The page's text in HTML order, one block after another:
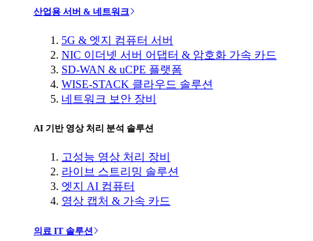
산업용 서버 & 네트워크
5G & 엣지 컴퓨터 서버
NIC 이더넷 서버 어댑터 & 암호화 가속 카드
SD-WAN & uCPE 플랫폼
WISE-STACK 클라우드 솔루션
네트워크 보안 장비
AI 기반 영상 처리 분석 솔루션
고성능 영상 처리 장비
라이브 스트리밍 솔루션
엣지 AI 컴퓨터
영상 캡처 & 가속 카드
의료 IT 솔루션